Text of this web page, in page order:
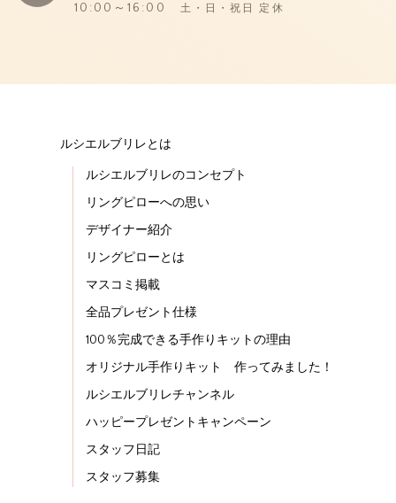
10:00～16:00 土・日・祝日 定休
ルシエルブリレとは
ルシエルブリレのコンセプト
リングピローへの思い
デザイナー紹介
リングピローとは
マスコミ掲載
全品プレゼント仕様
100％完成できる手作りキットの理由
オリジナル手作りキット 作ってみました！
ルシエルブリレチャンネル
ハッピープレゼントキャンペーン
スタッフ日記
スタッフ募集